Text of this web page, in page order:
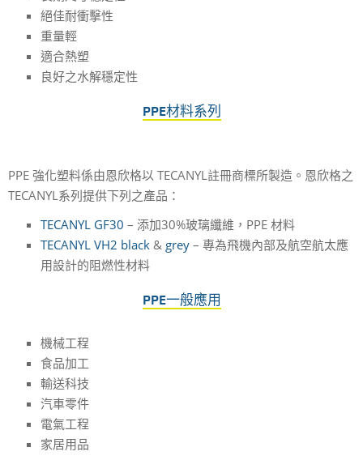
絕佳耐衝擊性
重量輕
適合熱塑
良好之水解穩定性
PPE材料系列
PPE 強化塑料係由恩欣格以 TECANYL註冊商標所製造。恩欣格之
TECANYL系列提供下列之產品：
TECANYL GF30 – 添加30%玻璃纖維， PPE 材料
TECANYL VH2 black & grey – 專為飛機內部及航空航太應
用設計的阻燃性材料
PPE一般應用
機械工程
食品加工
輸送科技
汽車零件
電氣工程
家居用品